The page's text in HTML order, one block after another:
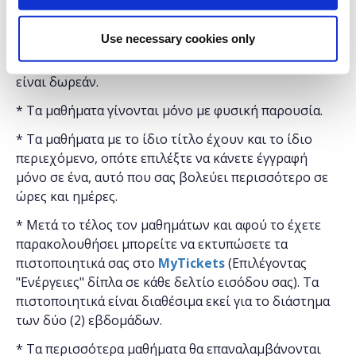
Use necessary cookies only
Τρικκαίων.
Η εκδήλωση γίνεταιμε την υποστήριξη της
"MicrosoftΕλλάς"και ησυμμετοχή για το κοινό
είναι δωρεάν.
* Τα μαθήματα γίνονται μόνο με φυσική παρουσία.
* Τα μαθήματα με το ίδιο τίτλο έχουν και το ίδιο
περιεχόμενο, οπότε επιλέξτε να κάνετε έγγραφή
μόνο σε ένα, αυτό που σας βολεύει περισσότερο σε
ώρες και ημέρες.
* Μετά το τέλος τον μαθημάτων και αφού το έχετε
παρακολουθήσει μπορείτε να εκτυπώσετε τα
πιστοποιητικά ​σας στο MyTickets(Επιλέγοντας
"Ενέργειες" δίπλα σε κάθε δελτίο εισόδου σας). Τα
πιστοποιητικά είναι διαθέσιμα εκεί για το διάστημα
των δύο (2) εβδομάδων.
* Τα περισσότερα μαθήματα θα επαναλαμβάνονται